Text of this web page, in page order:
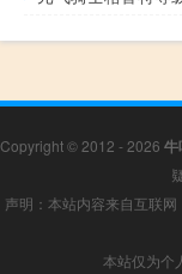
Copyright © 2012 - 2026 牛
声明：本站内容来自互联
本站仅为个